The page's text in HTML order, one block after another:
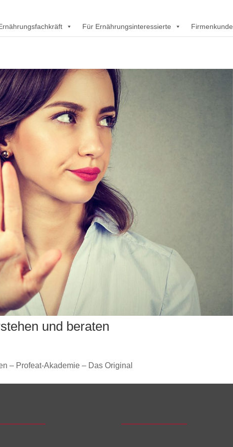
Für Ernährungsinteressierte
und beraten
– Profeat-Akademie – Das Original